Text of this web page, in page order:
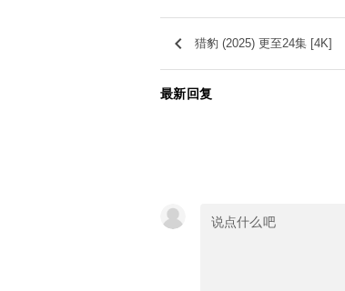
keyboard_arrow_left 猎豹 (2025) 更至24集 [4K]
最新回复